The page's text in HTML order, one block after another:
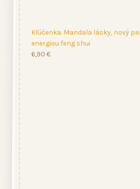
Kľúčenka. Mandala lásky, nový
energiou feng shui
6,90 €